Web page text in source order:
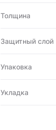
Толщина
Защитный слой
Упаковка
Укладка